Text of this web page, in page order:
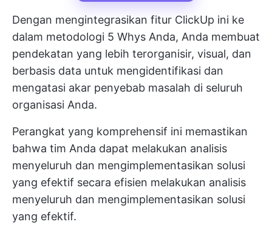
Dengan mengintegrasikan fitur ClickUp ini ke
dalam metodologi 5 Whys Anda, Anda membuat
pendekatan yang lebih terorganisir, visual, dan
berbasis data untuk mengidentifikasi dan
mengatasi akar penyebab masalah di seluruh
organisasi Anda.
Perangkat yang komprehensif ini memastikan
bahwa tim Anda dapat melakukan analisis
menyeluruh dan mengimplementasikan solusi
yang efektif secara efisien melakukan analisis
menyeluruh dan mengimplementasikan solusi
yang efektif.